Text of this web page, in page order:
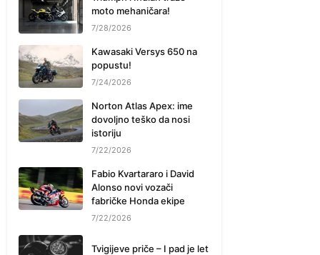
moto mehaničara!
7/28/2026
Kawasaki Versys 650 na
popustu!
7/24/2026
Norton Atlas Apex: ime
dovoljno teško da nosi
istoriju
7/22/2026
Fabio Kvartararo i David
Alonso novi vozači
fabričke Honda ekipe
7/22/2026
Tvigijeve priče – I pad je let